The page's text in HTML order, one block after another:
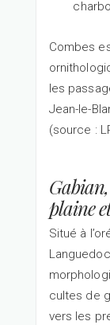
Combes
les
Jean-le-
(source :
plaine
Situé à
cultes de
vers les